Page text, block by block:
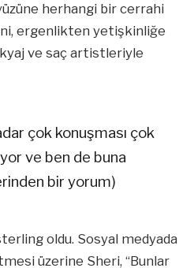
herhangi bir cerrahi
ergenlikten yetişkinliğe
ve saç artistleriyle
çok konuşması çok
ve ben de buna
bir yorum)
oldu. Sosyal medyada
üzerine Sheri, “Bunlar